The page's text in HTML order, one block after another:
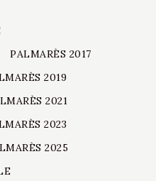
PALMARÈS 2017
2019
2021
2023
2025